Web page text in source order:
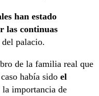
han estado
las continuas
palacio.
de la familia real que
había sido el
la importancia de